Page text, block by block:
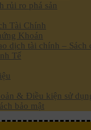
rủi ro phá sản
Tài Chính
Khoán
dịch tài chính – Sách
Tế
& Điều kiện sử
bảo mật